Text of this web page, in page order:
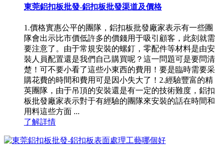
東莞鋁扣板批發-鋁扣板批發渠道及價格
1.價格實惠公平的團隊，鋁扣板批發廠家表示有一些團
隊會出示比市價低許多的價錢用于吸引顧客，此刻就需
要注意了。由于常規安裝的螺釘，零配件等材料是由安
裝人員配置還是我們自己購買呢？這一問題可是要問清
楚！可不要小看了這些小東西的費用！要是臨時需要采
購花費的時間和費用可是因小失大了！2.經驗豐富的精
英團隊，由于吊頂的安裝還是有一定的技術難度，鋁扣
板批發廠家表示對于有經驗的團隊來安裝的話在時間和
用料這些方面 ...
了解詳情